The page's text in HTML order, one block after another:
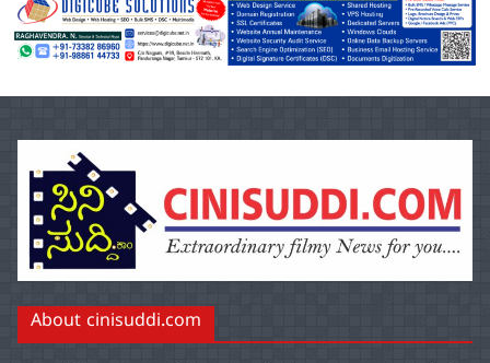
About cinisuddi.com